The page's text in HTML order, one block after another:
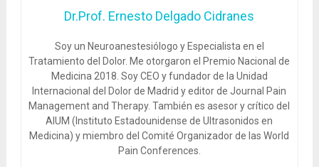
Dr.Prof. Ernesto Delgado Cidranes
Soy un Neuroanestesiólogo y Especialista en el
Tratamiento del Dolor. Me otorgaron el Premio Nacional de
Medicina 2018. Soy CEO y fundador de la Unidad
Internacional del Dolor de Madrid y editor de Journal Pain
Management and Therapy. También es asesor y crítico del
AIUM (Instituto Estadounidense de Ultrasonidos en
Medicina) y miembro del Comité Organizador de las World
Pain Conferences.